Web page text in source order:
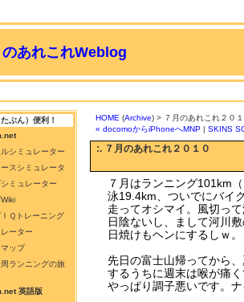
のあれこれWeblog
ぶん）便利！
シミュレーター
スシミュレータ
ミュレーター
Ｑトレーニング
ーター
ップ
ランニングの旅
英語版
HOME (Archive) > ７月のあれこれ２０
« docomoからiPhoneへMNP | SKINS
:. ７月のあれこれ２０１０
７月はランニング101km
泳19.4km、ついでにバイ
走ってオシマイ。風切っ
日陰ないし、まして河川
日焼けもヘンにするしｗ。
先日の富士山帰ってから
するうちに週末は喉が痛
やっぱり調子悪いです。